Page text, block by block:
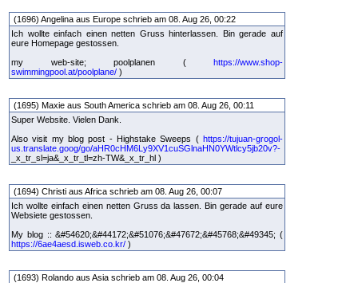
(1696) Angelina aus Europe schrieb am 08. Aug 26, 00:22
Ich wollte einfach einen netten Gruss hinterlassen. Bin gerade auf
eure Homepage gestossen.
my web-site; poolplanen ( https://www.shop-
swimmingpool.at/poolplane/ )
(1695) Maxie aus South America schrieb am 08. Aug 26, 00:11
Super Website. Vielen Dank.
Also visit my blog post - Highstake Sweeps ( https://tujuan-grogol-
us.translate.goog/go/aHR0cHM6Ly9XV1cuSGlnaHN0YWtlcy5jb20v?-
_x_tr_sl=ja&_x_tr_tl=zh-TW&_x_tr_hl )
(1694) Christi aus Africa schrieb am 08. Aug 26, 00:07
Ich wollte einfach einen netten Gruss da lassen. Bin gerade auf eure
Websiete gestossen.
My blog :: &#54620;&#44172;&#51076;&#47672;&#45768;&#49345; (
https://6ae4aesd.isweb.co.kr/ )
(1693) Rolando aus Asia schrieb am 08. Aug 26, 00:04